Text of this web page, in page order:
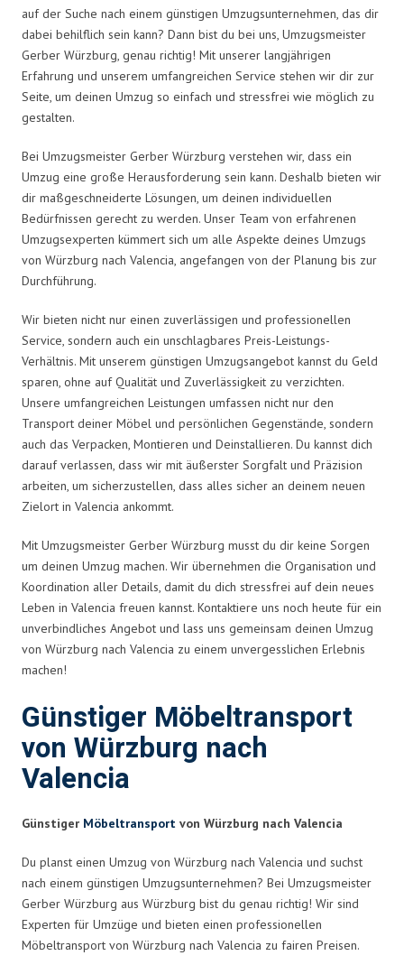
auf der Suche nach einem günstigen Umzugsunternehmen, das dir
dabei behilflich sein kann? Dann bist du bei uns, Umzugsmeister
Gerber Würzburg, genau richtig! Mit unserer langjährigen
Erfahrung und unserem umfangreichen Service stehen wir dir zur
Seite, um deinen Umzug so einfach und stressfrei wie möglich zu
gestalten.
Bei Umzugsmeister Gerber Würzburg verstehen wir, dass ein
Umzug eine große Herausforderung sein kann. Deshalb bieten wir
dir maßgeschneiderte Lösungen, um deinen individuellen
Bedürfnissen gerecht zu werden. Unser Team von erfahrenen
Umzugsexperten kümmert sich um alle Aspekte deines Umzugs
von Würzburg nach Valencia, angefangen von der Planung bis zur
Durchführung.
Wir bieten nicht nur einen zuverlässigen und professionellen
Service, sondern auch ein unschlagbares Preis-Leistungs-
Verhältnis. Mit unserem günstigen Umzugsangebot kannst du Geld
sparen, ohne auf Qualität und Zuverlässigkeit zu verzichten.
Unsere umfangreichen Leistungen umfassen nicht nur den
Transport deiner Möbel und persönlichen Gegenstände, sondern
auch das Verpacken, Montieren und Deinstallieren. Du kannst dich
darauf verlassen, dass wir mit äußerster Sorgfalt und Präzision
arbeiten, um sicherzustellen, dass alles sicher an deinem neuen
Zielort in Valencia ankommt.
Mit Umzugsmeister Gerber Würzburg musst du dir keine Sorgen
um deinen Umzug machen. Wir übernehmen die Organisation und
Koordination aller Details, damit du dich stressfrei auf dein neues
Leben in Valencia freuen kannst. Kontaktiere uns noch heute für ein
unverbindliches Angebot und lass uns gemeinsam deinen Umzug
von Würzburg nach Valencia zu einem unvergesslichen Erlebnis
machen!
Günstiger Möbeltransport
von Würzburg nach
Valencia
Günstiger Möbeltransport von Würzburg nach Valencia
Du planst einen Umzug von Würzburg nach Valencia und suchst
nach einem günstigen Umzugsunternehmen? Bei Umzugsmeister
Gerber Würzburg aus Würzburg bist du genau richtig! Wir sind
Experten für Umzüge und bieten einen professionellen
Möbeltransport von Würzburg nach Valencia zu fairen Preisen.